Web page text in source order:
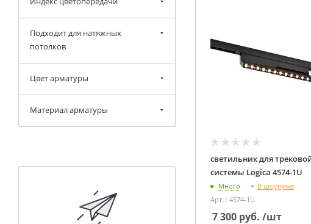
светильник для
системы Logica 4574-1U
Много
В шоуруме
Арт. : 4574-1U
7 300 руб. /шт
Подходит для натяжных
потолков
Цвет арматуры
Материал арматуры